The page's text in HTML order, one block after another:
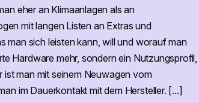
eher an Klimaanlagen als an
mit langen Listen an Extras und
man sich leisten kann, will und worauf man
Hardware mehr, sondern ein Nutzungsprofil,
man mit seinem Neuwagen vom
im Dauerkontakt mit dem Hersteller. [...]